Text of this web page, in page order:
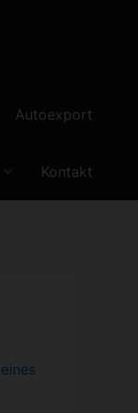
Autoexport
Kontakt